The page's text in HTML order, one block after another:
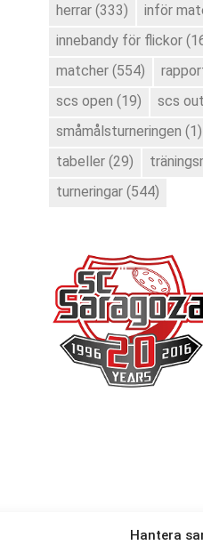
Hantera
herrar (333) inför
innebandy för flickor
matcher (554)
scs open (19) scs
småmålsturneringen (1)
tabeller (29)
turneringar (544)